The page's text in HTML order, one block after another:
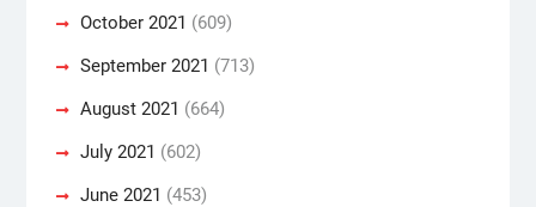
October 2021 (609)
September 2021 (713)
August 2021 (664)
July 2021 (602)
June 2021 (453)